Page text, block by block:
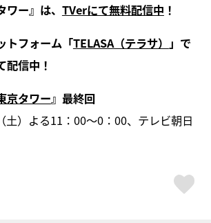
ー』は、 TVerにて無料配信中 ！
トフォーム「TELASA（テラサ） 」で
配信中！
京タワー』最終回
土）よる11：00～0：00、テレビ朝日